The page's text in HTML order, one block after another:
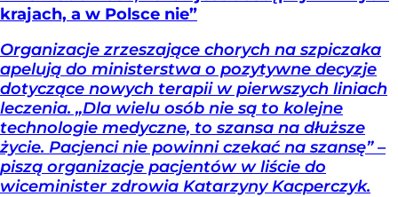
krajach, a w Polsce nie”
Organizacje zrzeszające chorych na szpiczaka
apelują do ministerstwa o pozytywne decyzje
dotyczące nowych terapii w pierwszych liniach
leczenia. „Dla wielu osób nie są to kolejne
technologie medyczne, to szansa na dłuższe
życie. Pacjenci nie powinni czekać na szansę” –
piszą organizacje pacjentów w liście do
wiceminister zdrowia Katarzyny Kacperczyk.